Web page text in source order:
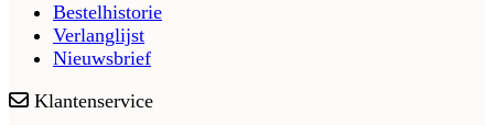
Bestelhistorie
Verlanglijst
Nieuwsbrief
Klantenservice